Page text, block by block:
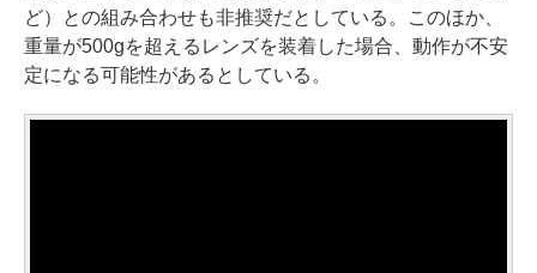
ど）との組み合わせも非推奨だとしている。このほか、
重量が500gを超えるレンズを装着した場合、動作が不安
定になる可能性があるとしている。